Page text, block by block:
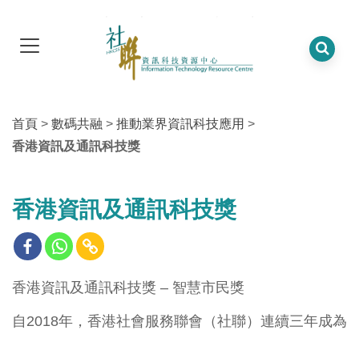
首頁 > 數碼共融 > 推動業界資訊科技應用 >
香港資訊及通訊科技獎
香港資訊及通訊科技獎
香港資訊及通訊科技獎 – 智慧市民獎
自2018年，香港社會服務聯會（社聯）連續三年成為